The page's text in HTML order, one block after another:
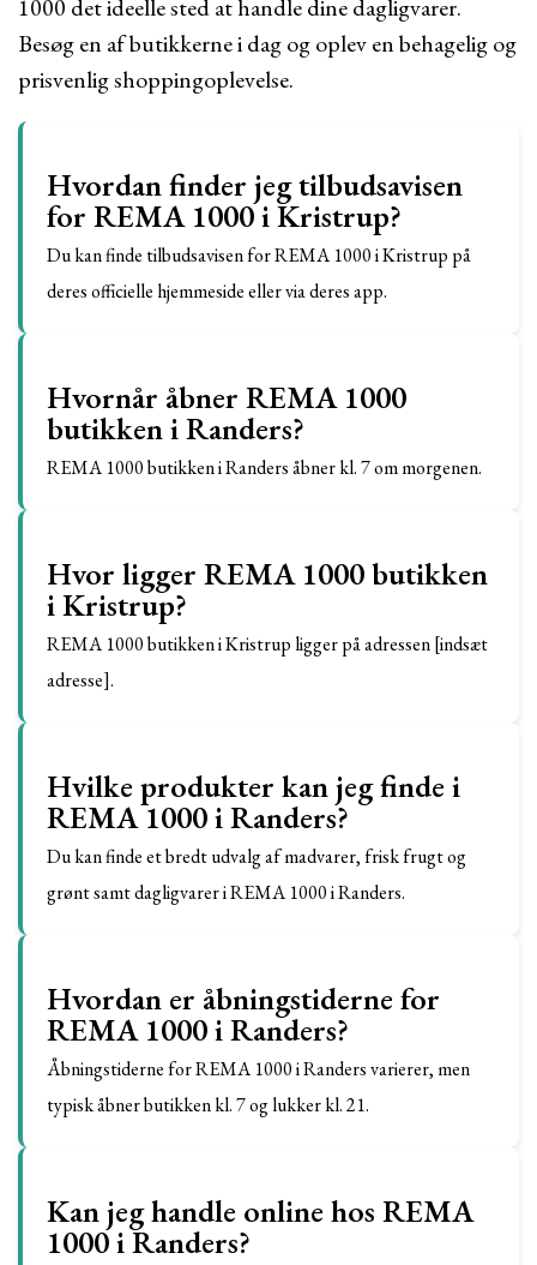
1000 det ideelle sted at handle dine dagligvarer.
Besøg en af butikkerne i dag og oplev en behagelig og
prisvenlig shoppingoplevelse.
Hvordan finder jeg tilbudsavisen
for REMA 1000 i Kristrup?
Du kan finde tilbudsavisen for REMA 1000 i Kristrup på
deres officielle hjemmeside eller via deres app.
Hvornår åbner REMA 1000
butikken i Randers?
REMA 1000 butikken i Randers åbner kl. 7 om morgenen.
Hvor ligger REMA 1000 butikken
i Kristrup?
REMA 1000 butikken i Kristrup ligger på adressen [indsæt
adresse].
Hvilke produkter kan jeg finde i
REMA 1000 i Randers?
Du kan finde et bredt udvalg af madvarer, frisk frugt og
grønt samt dagligvarer i REMA 1000 i Randers.
Hvordan er åbningstiderne for
REMA 1000 i Randers?
Åbningstiderne for REMA 1000 i Randers varierer, men
typisk åbner butikken kl. 7 og lukker kl. 21.
Kan jeg handle online hos REMA
1000 i Randers?